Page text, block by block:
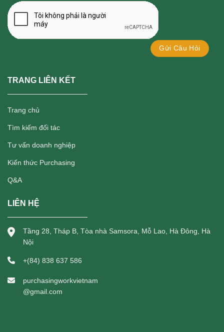
TRANG LIÊN KẾT
Trang chủ
Tìm kiếm đối tác
Tư vấn doanh nghiệp
Kiến thức Purchasing
Q&A
LIÊN HỆ
Tầng 28, Tháp B, Tòa nhà Samsora, Mỗ Lao, Hà Đông, Hà
Nội
+(84) 838 637 586
purchasingworkvietnam
@gmail.com